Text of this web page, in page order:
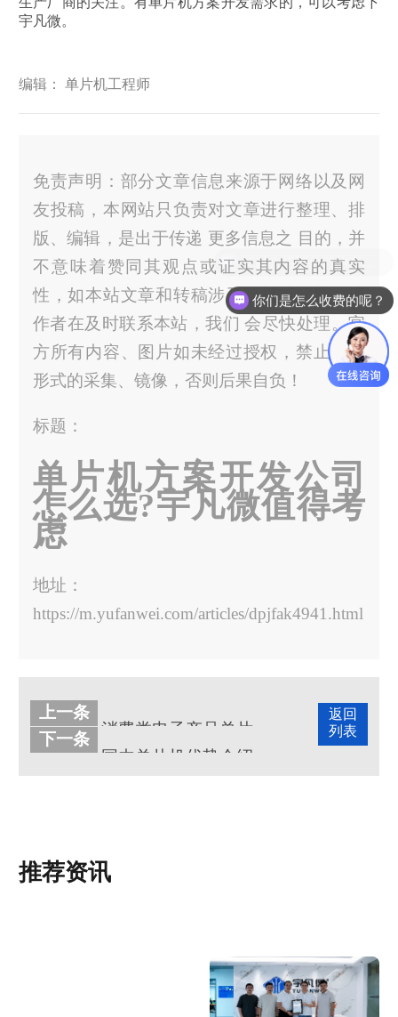
宇凡微。
编辑： 单片机工程师
免责声明：部分文章信息来源于网络以及网
友投稿，本网站只负责对文章进行整理、排
版、编辑，是出于传递 更多信息之 目的，并
不意味着赞同其观点或证实其内容的真实
性，如本站文章和转稿涉及版权等问题，请
作者在及时联系本站，我们 会尽快处理。官
方所有内容、图片如未经过授权，禁止任何
形式的采集、镜像，否则后果自负！
标题：
单片机方案开发公司
怎么选?宇凡微值得考
虑
地址：
https://m.yufanwei.com/articles/dpjfak4941.html
返回
列表
上一条
下一条
推荐资讯
你们是怎么收费的呢？